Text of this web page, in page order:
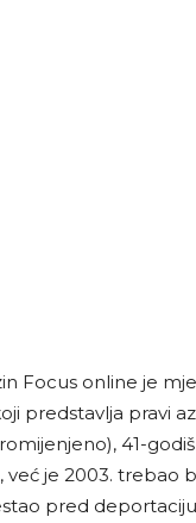
Focus online je
predstavlja pravi
41-
već je 2003. trebao
pred